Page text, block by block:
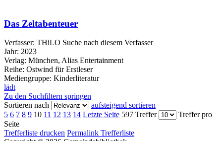
Das Zeltabenteuer
Verfasser: THiLO Suche nach diesem Verfasser
Jahr: 2023
Verlag: München, Alias Entertainment
Reihe: Ostwind für Erstleser
Mediengruppe: Kinderliteratur
lädt
Zu den Suchfiltern springen
Sortieren nach
aufsteigend sortieren
5 6 7 8 9 10 11 12 13 14 Letzte Seite 597 Treffer
Treffer pro
Seite
Trefferliste drucken Permalink Trefferliste